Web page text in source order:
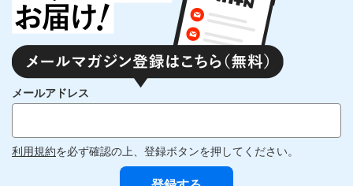
メールアドレス
利用規約を必ず確認の上、登録ボタンを押してください。